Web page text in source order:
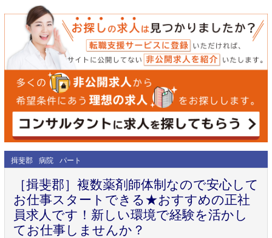
揖斐郡 病院 パート
［揖斐郡］複数薬剤師体制なので安心して
お仕事スタートできる★おすすめの正社
員求人です！新しい環境で経験を活かし
てお仕事しませんか？